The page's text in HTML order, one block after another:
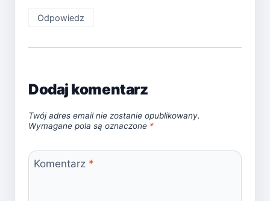
Odpowiedz
Dodaj komentarz
Twój adres email nie zostanie opublikowany.
Wymagane pola są oznaczone *
Komentarz *